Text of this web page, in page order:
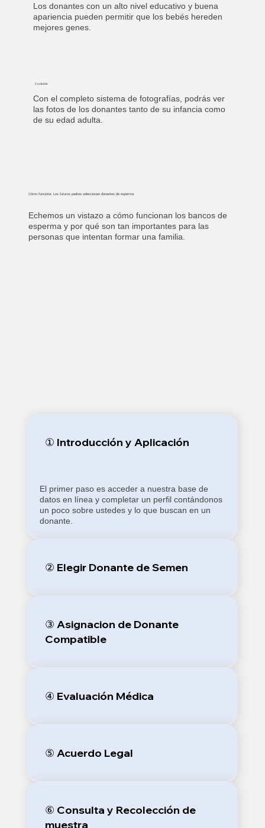
Los donantes con un alto nivel educativo y buena
apariencia pueden permitir que los bebés hereden
mejores genes.
Confiable
Con el completo sistema de fotografías, podrás ver
las fotos de los donantes tanto de su infancia como
de su edad adulta.
Cómo funciona: Los futuros padres seleccionan donantes de esperma
Echemos un vistazo a cómo funcionan los bancos de
esperma y por qué son tan importantes para las
personas que intentan formar una familia.
① Introducción y Aplicación
El primer paso es acceder a nuestra base de
datos en línea y completar un perfil contándonos
un poco sobre ustedes y lo que buscan en un
donante.
② Elegir Donante de Semen
③ Asignacion de Donante
Compatible
④ Evaluación Médica
⑤ Acuerdo Legal
⑥ Consulta y Recolección de
muestra